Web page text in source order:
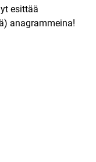
esittää
anagrammeina!